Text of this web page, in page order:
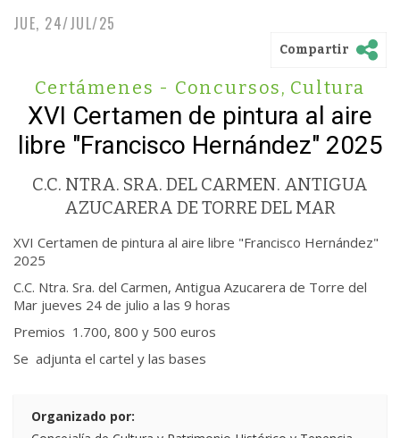
JUE, 24/JUL/25
Compartir
Certámenes - Concursos, Cultura
XVI Certamen de pintura al aire
libre "Francisco Hernández" 2025
C.C. NTRA. SRA. DEL CARMEN. ANTIGUA
AZUCARERA DE TORRE DEL MAR
XVI Certamen de pintura al aire libre "Francisco Hernández"
2025
C.C. Ntra. Sra. del Carmen, Antigua Azucarera de Torre del
Mar jueves 24 de julio a las 9 horas
Premios 1.700, 800 y 500 euros
Se adjunta el cartel y las bases
Organizado por: